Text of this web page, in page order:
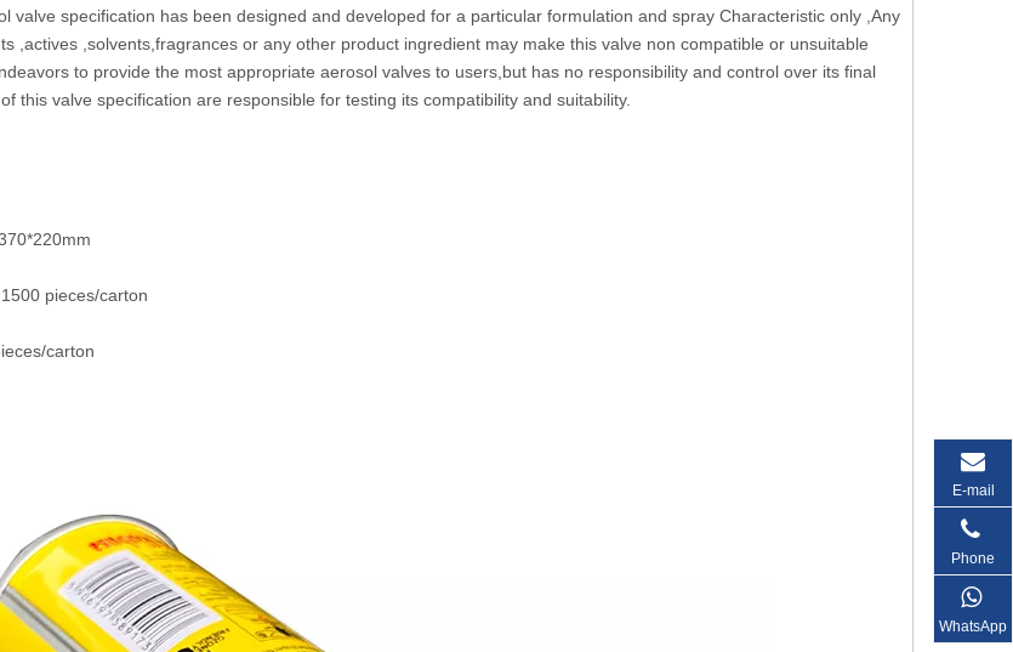
valve specification has been designed and developed for a particular formulation and spray Characteristic only ,Any
,actives ,solvents,fragrances or any other product ingredient may make this valve non compatible or unsuitable
to provide the most appropriate aerosol valves to users,but has no responsibility and control over its final
this valve specification are responsible for testing its compatibility and suitability.
pieces/carton
carton
E-mail
Phone
WhatsApp